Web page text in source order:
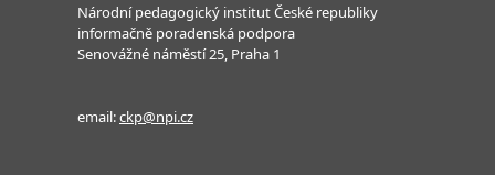
Národní pedagogický institut České republiky
informačně poradenská podpora
Senovážné náměstí 25, Praha 1
email:ckp@npi.cz